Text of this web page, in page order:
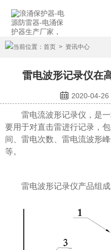
当前位置： 首页 > 资讯中心
雷电波形记录仪在
2020-04-26
雷电流波形记录仪 ，是
要用于对直击雷进行记录，
间、雷电次数、雷电流波形
等。
雷电波形记录仪产品组成